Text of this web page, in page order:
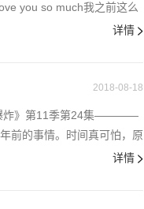
you so much我之前这么
详情
2018-08-18
爆炸》第11季第24集————
前的事情。时间真可怕，原
详情